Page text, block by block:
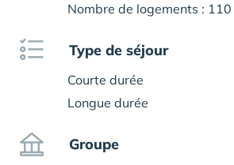
Nombre de logements : 110
Type de séjour
Courte durée
Longue durée
Groupe